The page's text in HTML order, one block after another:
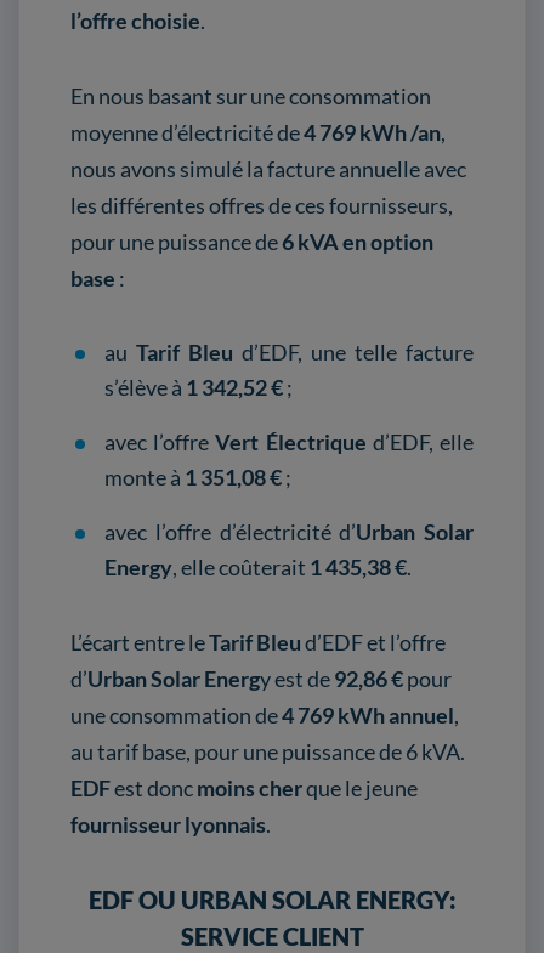
l’offre choisie.
En nous basant sur une consommation
moyenne d’électricité de4 769 kWh /an,
nous avons simulé la facture annuelle avec
les différentes offres de ces fournisseurs,
pour une puissance de6 kVA en option
base :
au Tarif Bleu d’EDF, une telle facture
s’élève à 1 342,52 €;
avec l’offreVert Électrique d’EDF, elle
monte à 1 351,08 €;
avec l’offre d’électricité d’Urban Solar
Energy, elle coûterait 1 435,38 €.
L’écart entre leTarif Bleud’EDF et l’offre
d’Urban Solar Energy est de92,86 €pour
une consommation de4 769 kWh annuel,
au tarif base, pour une puissance de 6 kVA.
EDFest doncmoins cherque le jeune
fournisseur lyonnais.
EDF OU URBAN SOLAR ENERGY:
SERVICE CLIENT